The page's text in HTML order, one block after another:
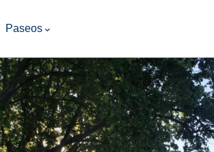
Paseos